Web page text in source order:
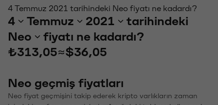
4 Temmuz 2021 tarihindeki Neo fiyatı ne kadardı?
4 Temmuz 2021
tarihindeki
Neo
fiyatı ne kadardı?
₺313,05≈$36,05
Neo geçmiş fiyatları
Neo fiyat geçmişini takip ederek kripto varlıkların zaman